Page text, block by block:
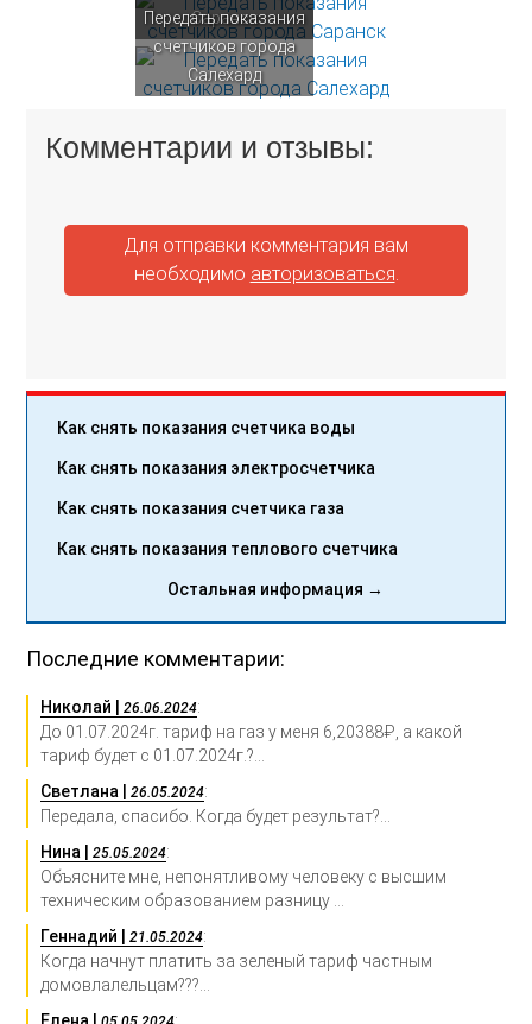
Саранск
Передать показания
счетчиков города
Салехард
Комментарии и отзывы:
Для отправки комментария вам
необходимо авторизоваться
Как снять показания счетчика воды
Как снять показания электросчетчика
Как снять показания счетчика газа
Как снять показания теплового счетчика
Остальная информация →
Последние комментарии:
Николай |26.06.2024:
До 01.07.2024г. тариф на газ у меня 6,20388₽, а какой
тариф будет с 01.07.2024г.?...
Светлана |26.05.2024:
Передала, спасибо. Когда будет результат?...
Нина |25.05.2024:
Объясните мне, непонятливому человеку с высшим
техническим образованием разницу ...
Геннадий |21.05.2024:
Когда начнут платить за зеленый тариф частным
домовлалельцам???...
Елена |
: